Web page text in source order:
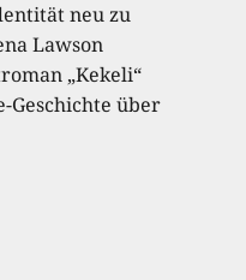
neu zu
Lawson
„Kekeli“
Geschichte über